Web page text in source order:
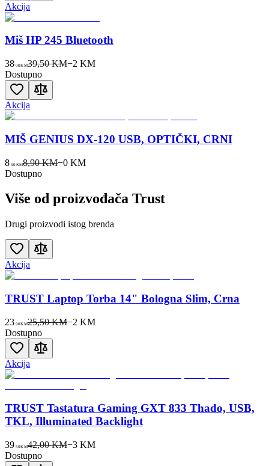
Akcija
Miš HP 245 Bluetooth
38 00KM39,50 KM−2 KM
Dostupno
Akcija
MIŠ GENIUS DX-120 USB, OPTIČKI, CRNI
8 50KM8,90 KM−0 KM
Dostupno
Više od proizvođača Trust
Drugi proizvodi istog brenda
Akcija
TRUST Laptop Torba 14" Bologna Slim, Crna
23 90KM25,50 KM−2 KM
Dostupno
Akcija
TRUST Tastatura Gaming GXT 833 Thado, USB,
TKL, Illuminated Backlight
39 50KM42,00 KM−3KM
Dostupno